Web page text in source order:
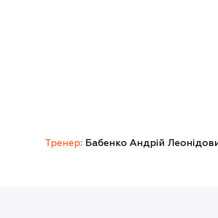
Тренер: Бабенко Андрій